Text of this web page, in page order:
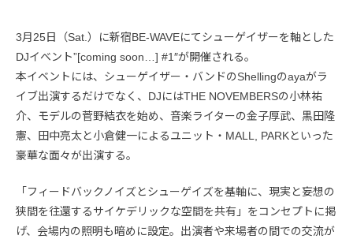
3月25日（Sat.）に新宿BE-WAVEにてシューゲイザーを軸とした
DJイベント”[coming soon…] #1″が開催される。
本イベントには、シューゲイザー・バンドのShellingのayaがラ
イブ出演するだけでなく、DJにはTHE NOVEMBERSの小林祐
介、モデルの菅野結衣を始め、音楽ライターの金子厚武、黒田隆
憲、田中亮太と小倉健一によるユニット・MALL, PARKといった
豪華な面々が出演する。
「フィードバックノイズとシューゲイズを基軸に、現実と妄想の
狭間を往還するサイケデリックな空間を共有」をコンセプトに掲
げ、会場内の照明も暗めに設定。出演者や来場者の間での交流が